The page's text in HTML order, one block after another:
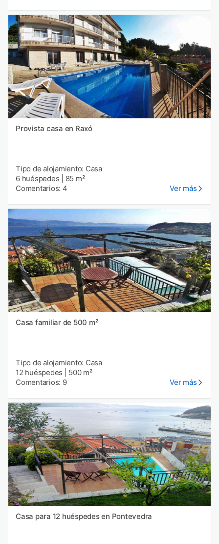
Provista casa en Raxó
Tipo de alojamiento: Casa
6 huéspedes
85 m²
Comentarios: 4
Ver más
Casa familiar de 500 m²
Tipo de alojamiento: Casa
12 huéspedes
500 m²
Comentarios: 9
Ver más
Casa para 12 huéspedes en Pontevedra